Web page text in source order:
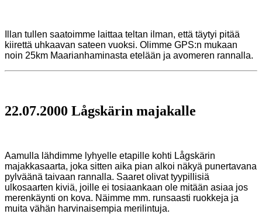
Illan tullen saatoimme laittaa teltan ilman, että täytyi pitää
kiirettä uhkaavan sateen vuoksi. Olimme GPS:n mukaan
noin 25km Maarianhaminasta etelään ja avomeren rannalla.
22.07.2000 Lågskärin majakalle
Aamulla lähdimme lyhyelle etapille kohti Lågskärin
majakkasaarta, joka sitten aika pian alkoi näkyä punertavana
pylväänä taivaan rannalla. Saaret olivat tyypillisiä
ulkosaarten kiviä, joille ei tosiaankaan ole mitään asiaa jos
merenkäynti on kova. Näimme mm. runsaasti ruokkeja ja
muita vähän harvinaisempia merilintuja.